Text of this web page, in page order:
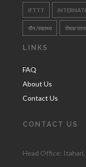
IFTTT
यौन /स्वास्थ्य रोचक
LINKS
FAQ
About Us
Contact Us
CONTACT US
Head Office: Itahari